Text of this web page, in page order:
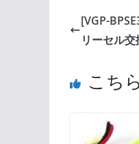
[VGP-
リーセル交
こち